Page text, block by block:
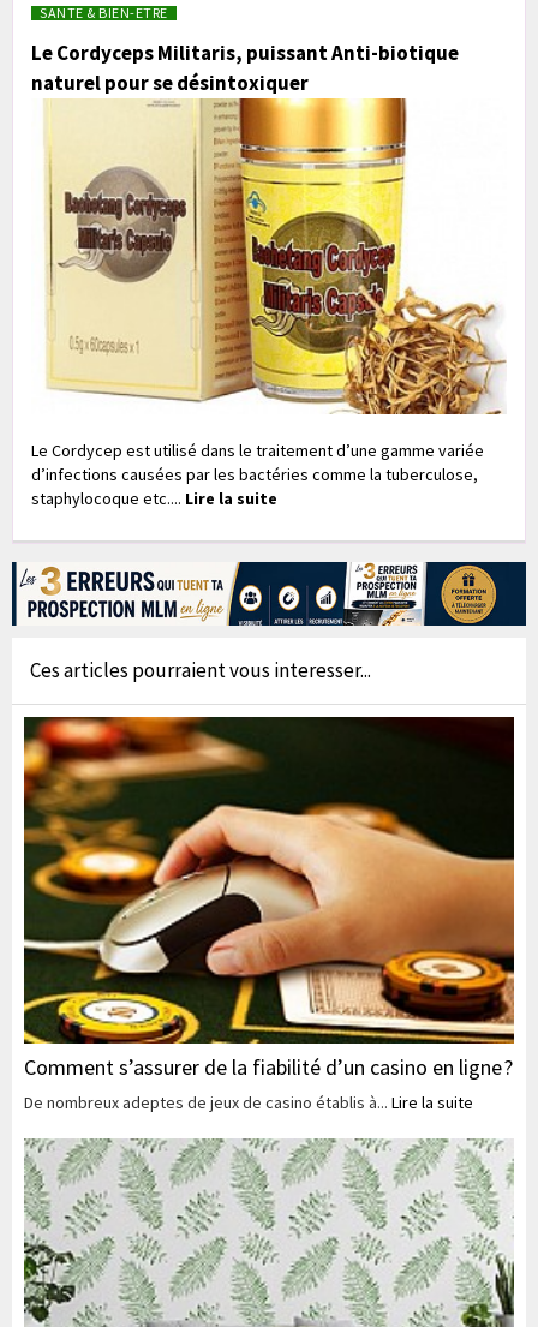
SANTE & BIEN-ETRE
Le Cordyceps Militaris, puissant Anti-biotique
naturel pour se désintoxiquer
Le Cordycep est utilisé dans le traitement d’une gamme variée
d’infections causées par les bactéries comme la tuberculose,
staphylocoque etc.... Lire la suite
Ces articles pourraient vous interesser...
Comment s’assurer de la fiabilité d’un casino en ligne ?
De nombreux adeptes de jeux de casino établis à... Lire la suite